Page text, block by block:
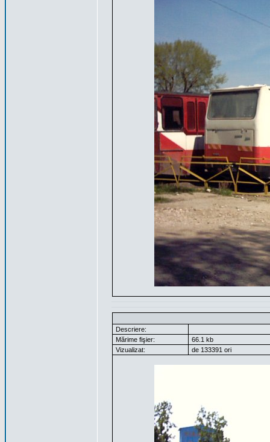
Descriere:
Mărime fişier:
66.1 kb
Vizualizat:
de 133391 ori